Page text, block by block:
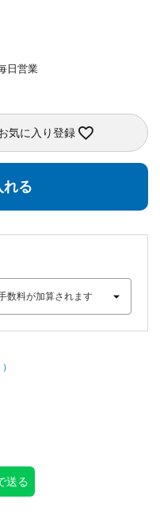
日営業
気に入り登録
れる
送る